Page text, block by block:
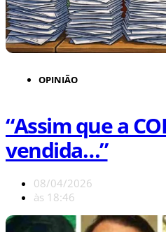
OPINIÃO
“Assim que a
vendida…”
08/04/2026
às 18:46